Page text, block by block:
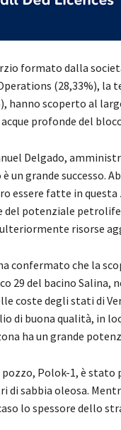
formato dalla
(28,33%), la
hanno scoperto al
profonde del
Delgado,
è un grande successo.
essere fatte in questa
del potenziale
risorse
confermato che la
29 del bacino Salina,
coste degli stati di
di buona qualità, in
ha un grande
Polok-1, è stato
di sabbia oleosa.
lo spessore dello